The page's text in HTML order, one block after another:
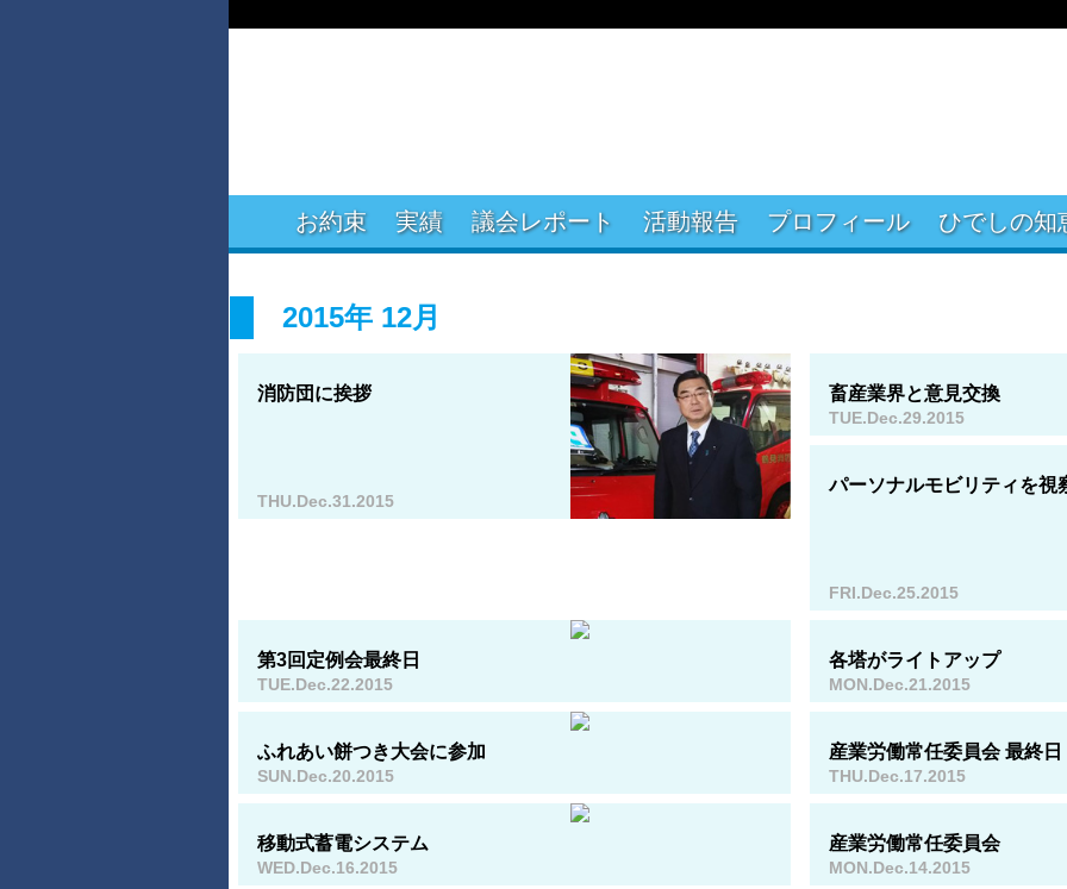
お約束 実績 議会レポート 活動報告 プロフィール ひでしの知
2015年 12月
消防団に挨拶
THU.Dec.31.2015
畜産業界と意見交換
TUE.Dec.29.2015
パーソナルモビリティを視
FRI.Dec.25.2015
第3回定例会最終日
TUE.Dec.22.2015
各塔がライトアップ
MON.Dec.21.2015
ふれあい餅つき大会に参加
SUN.Dec.20.2015
産業労働常任委員会 最終日
THU.Dec.17.2015
移動式蓄電システム
WED.Dec.16.2015
産業労働常任委員会
MON.Dec.14.2015